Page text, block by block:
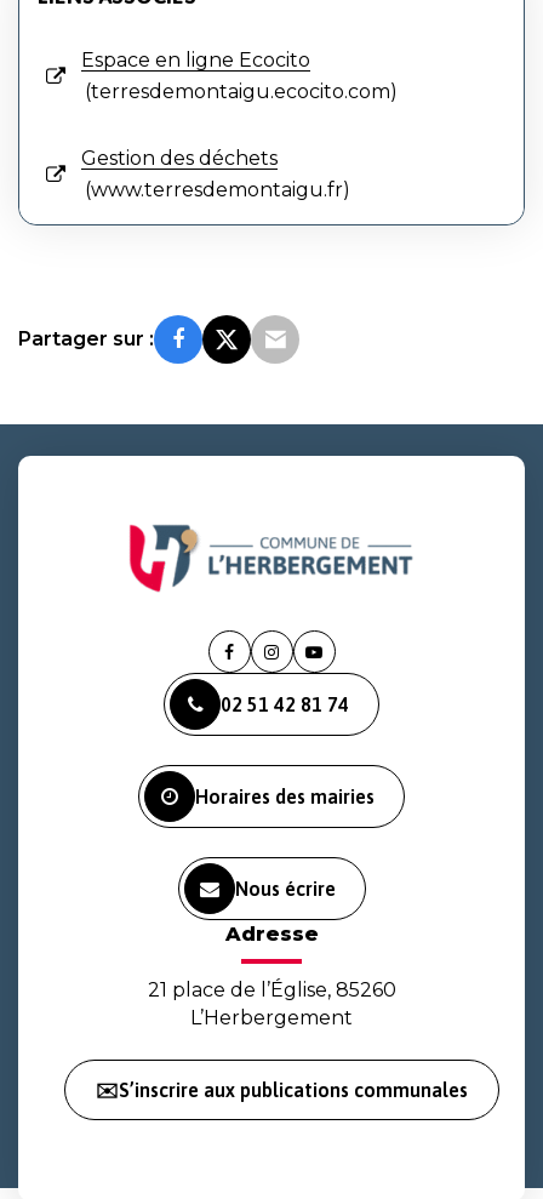
Espace en ligne Ecocito
terresdemontaigu.ecocito.com
Gestion des déchets
www.terresdemontaigu.fr
Partager sur :
Lien
le
compte
Lien
le
compte
Lien
la
chaîne
02 51 42 81 74
Horaires des mairies
Nous écrire
Adresse
21 place de l’Église, 85260
L’Herbergement
✉️S’inscrire aux publications communales